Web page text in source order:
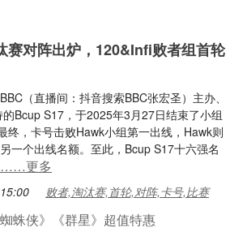
赛对阵出炉，120&Infi败者组首轮
（直播间：抖音搜索BBC张宏圣）主办、
Bcup S17，于2025年3月27日结束了小组
终，卡号击败Hawk小组第一出线，Hawk则
一个出线名额。至此，Bcup S17十六强名
……更多
败者,淘汰赛,首轮,对阵,卡号,比赛